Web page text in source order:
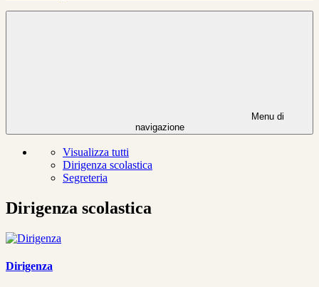
Menu di
navigazione
Visualizza tutti
Dirigenza scolastica
Segreteria
Dirigenza scolastica
Dirigenza